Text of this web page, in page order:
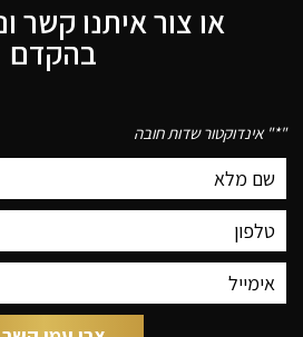
או צור איתנו קשר
בהקדם
"
*" אינדוקטור שדות חובה